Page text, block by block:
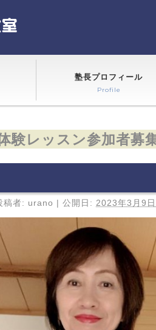
塾長プロフィール
Profile
験レッスン参加者募
稿者: urano | 公開日: 2023年3月9日